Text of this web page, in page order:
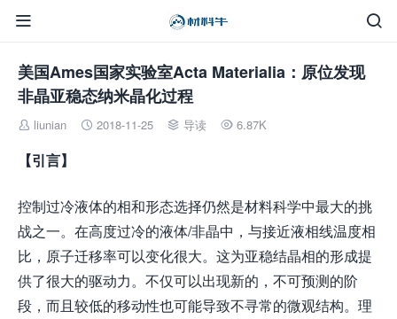


美国Ames国家实验室Acta Materialia：原位发现
非晶亚稳态纳米晶化过程
 liunian  2018-11-25  导读  6.87K
【引言】
控制过冷液体的相和形态选择仍然是材料科学中最大的挑
战之一。在高度过冷的液体/非晶中，与接近液相线温度相
比，原子迁移率可以变化很大。这为亚稳结晶相的形成提
供了很大的驱动力。不仅可以出现新的，不可预测的阶
段，而且较低的移动性也可能导致不寻常的微观结构。理